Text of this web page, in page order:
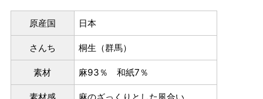
原産国 日本
さんち 桐生（群馬）
素材 麻93％ 和紙7％